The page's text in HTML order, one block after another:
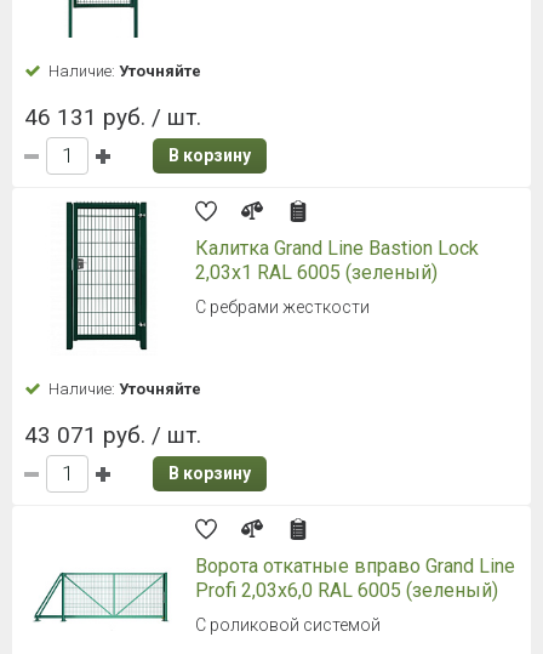
Наличие: Уточняйте
46 131 руб. / шт.
В корзину
Калитка Grand Line Bastion Lock
2,03x1 RAL 6005 (зеленый)
С ребрами жесткости
Наличие: Уточняйте
43 071 руб. / шт.
В корзину
Ворота откатные вправо Grand Line
Profi 2,03x6,0 RAL 6005 (зеленый)
С роликовой системой